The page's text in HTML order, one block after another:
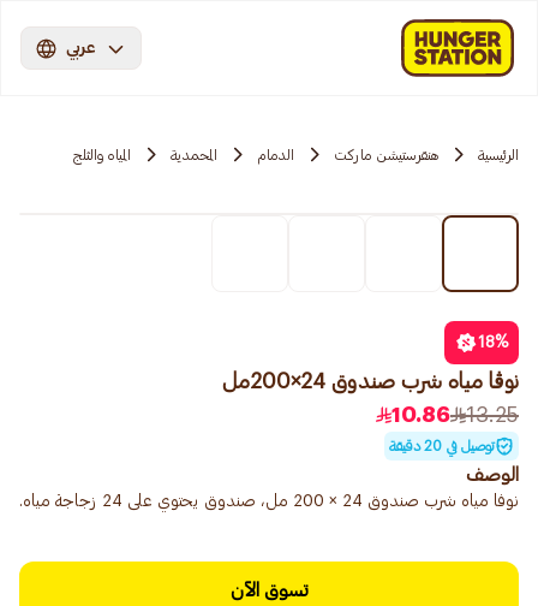
عربي
الرئيسية هنقرستيشن ماركت الدمام المحمدية المياه والثلج
18%
نوڨا مياه شرب صندوق 24×200مل
13.25
10.86
توصيل في 20 دقيقة
الوصف
نوفا مياه شرب صندوق 24 × 200 مل، صندوق يحتوي على 24 زجاجة مياه.
تسوق الآن